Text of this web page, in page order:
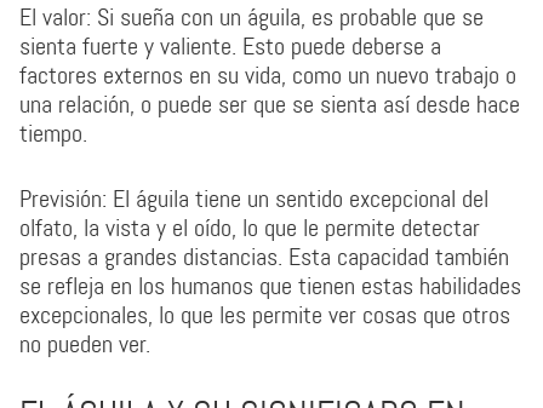
El valor: Si sueña con un águila, es probable que se
sienta fuerte y valiente. Esto puede deberse a
factores externos en su vida, como un nuevo trabajo o
una relación, o puede ser que se sienta así desde hace
tiempo.
Previsión: El águila tiene un sentido excepcional del
olfato, la vista y el oído, lo que le permite detectar
presas a grandes distancias. Esta capacidad también
se refleja en los humanos que tienen estas habilidades
excepcionales, lo que les permite ver cosas que otros
no pueden ver.